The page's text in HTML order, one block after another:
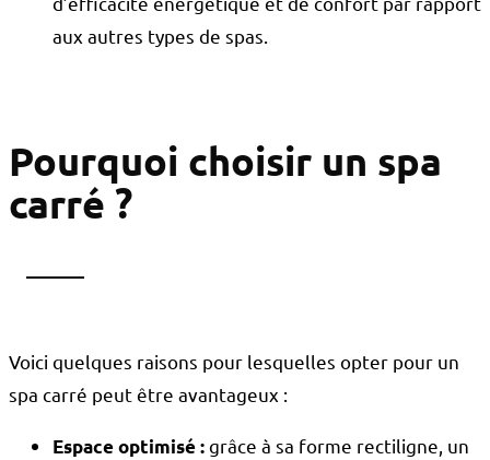
aux autres types de spas.
Pourquoi choisir un spa
carré ?
Voici quelques raisons pour lesquelles opter pour un
spa carré peut être avantageux :
Espace optimisé :grâce à sa forme rectiligne, un